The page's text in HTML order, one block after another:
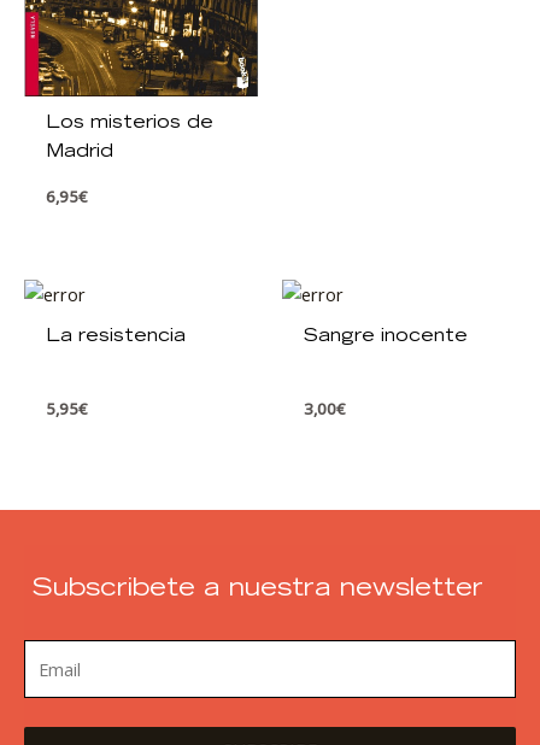
Los misterios de
Madrid
6,95€
La resistencia
5,95€
Sangre inocente
3,00€
Subscribete a nuestra newsletter